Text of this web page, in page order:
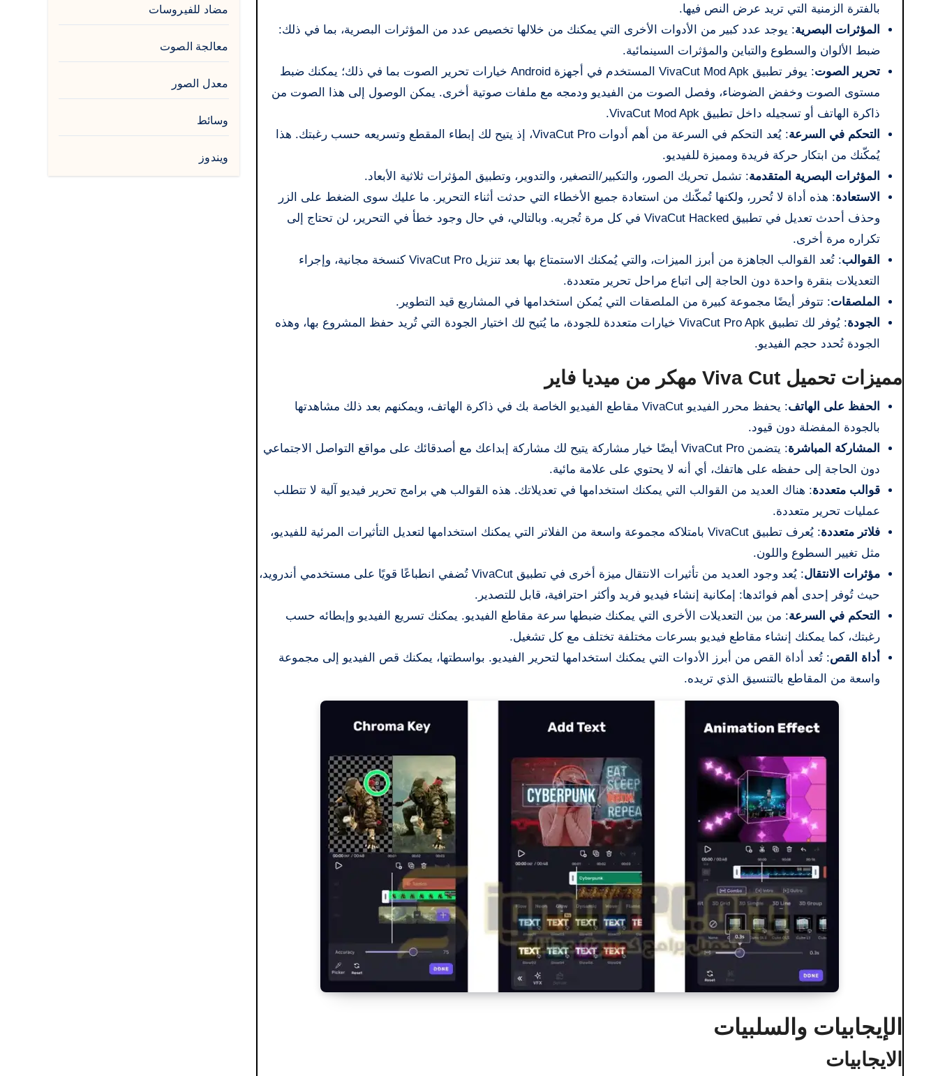
بالفترة الزمنية التي تريد عرض النص فيها.
المؤثرات البصرية: يوجد عدد كبير من الأدوات الأخرى التي يمكنك من خلالها تخصيص عدد من المؤثرات البصرية، بما في ذلك:
ضبط الألوان والسطوع والتباين والمؤثرات السينمائية.
تحرير الصوت
: يوفر تطبيق VivaCut Mod Apk المستخدم في أجهزة Android خيارات تحرير الصوت بما في ذلك؛ يمكنك ضبط
مستوى الصوت وخفض الضوضاء، وفصل الصوت من الفيديو ودمجه مع ملفات صوتية أخرى. يمكن الوصول إلى هذا الصوت من
ذاكرة الهاتف أو تسجيله داخل تطبيق VivaCut Mod Apk.
التحكم في السرعة
: يُعد التحكم في السرعة من أهم أدوات VivaCut Pro، إذ يتيح لك إبطاء المقطع وتسريعه حسب رغبتك. هذا
يُمكّنك من ابتكار حركة فريدة ومميزة للفيديو.
المؤثرات البصرية المتقدمة: تشمل تحريك الصور، والتكبير/التصغير، والتدوير، وتطبيق المؤثرات ثلاثية الأبعاد.
الاستعادة: هذه أداة لا تُحرر، ولكنها تُمكّنك من استعادة جميع الأخطاء التي حدثت أثناء التحرير. ما عليك سوى الضغط على الزر
وحذف أحدث تعديل في تطبيق VivaCut Hacked في كل مرة تُجريه. وبالتالي، في حال وجود خطأ في التحرير، لن تحتاج إلى
تكراره مرة أخرى.
القوالب
: تُعد القوالب الجاهزة من أبرز الميزات، والتي يُمكنك الاستمتاع بها بعد تنزيل VivaCut Pro كنسخة مجانية، وإجراء
التعديلات بنقرة واحدة دون الحاجة إلى اتباع مراحل تحرير متعددة.
الملصقات: تتوفر أيضًا مجموعة كبيرة من الملصقات التي يُمكن استخدامها في المشاريع قيد التطوير.
الجودة
: يُوفر لك تطبيق VivaCut Pro Apk خيارات متعددة للجودة، ما يُتيح لك اختيار الجودة التي تُريد حفظ المشروع بها، وهذه
الجودة تُحدد حجم الفيديو.
مميزات تحميل Viva Cut مهكر من ميديا فاير
الحفظ على الهاتف
: يحفظ محرر الفيديو VivaCut مقاطع الفيديو الخاصة بك في ذاكرة الهاتف، ويمكنهم بعد ذلك مشاهدتها
بالجودة المفضلة دون قيود.
المشاركة المباشرة
: يتضمن VivaCut Pro أيضًا خيار مشاركة يتيح لك مشاركة إبداعك مع أصدقائك على مواقع التواصل الاجتماعي
دون الحاجة إلى حفظه على هاتفك، أي أنه لا يحتوي على علامة مائية.
قوالب متعددة: هناك العديد من القوالب التي يمكنك استخدامها في تعديلاتك. هذه القوالب هي برامج تحرير فيديو آلية لا تتطلب
عمليات تحرير متعددة.
فلاتر متعددة
: يُعرف تطبيق VivaCut بامتلاكه مجموعة واسعة من الفلاتر التي يمكنك استخدامها لتعديل التأثيرات المرئية للفيديو،
مثل تغيير السطوع واللون.
مؤثرات الانتقال
: يُعد وجود العديد من تأثيرات الانتقال ميزة أخرى في تطبيق VivaCut تُضفي انطباعًا قويًا على مستخدمي أندرويد،
حيث تُوفر إحدى أهم فوائدها: إمكانية إنشاء فيديو فريد وأكثر احترافية، قابل للتصدير.
التحكم في السرعة: من بين التعديلات الأخرى التي يمكنك ضبطها سرعة مقاطع الفيديو. يمكنك تسريع الفيديو وإبطائه حسب
رغبتك، كما يمكنك إنشاء مقاطع فيديو بسرعات مختلفة تختلف مع كل تشغيل.
أداة القص: تُعد أداة القص من أبرز الأدوات التي يمكنك استخدامها لتحرير الفيديو. بواسطتها، يمكنك قص الفيديو إلى مجموعة
واسعة من المقاطع بالتنسيق الذي تريده.
الإيجابيات والسلبيات
الايجابيات
مضاد للفيروسات
معالجة الصوت
معدل الصور
وسائط
ويندوز